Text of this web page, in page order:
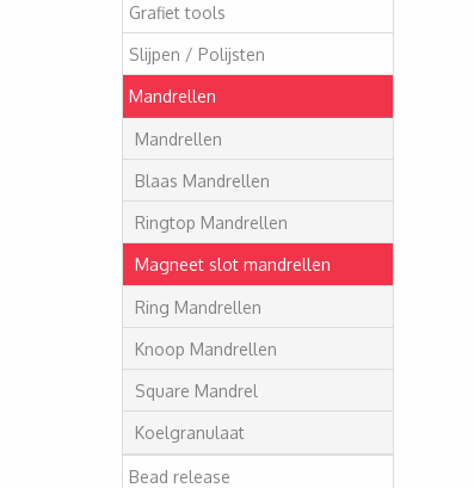
Grafiet tools
Slijpen / Polijsten
Mandrellen
Mandrellen
Blaas Mandrellen
Ringtop Mandrellen
Magneet slot mandrellen
Ring Mandrellen
Knoop Mandrellen
Square Mandrel
Koelgranulaat
Bead release